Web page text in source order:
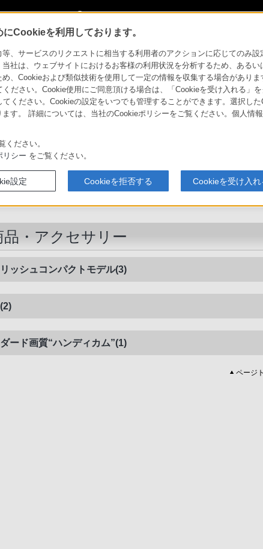
カム DCC-VQ1 対応商品・アクセサリー
ビデオカメラ ハンディカム
カーバッテリーコード
DCC-VQ1
品・アクセサリー
ッシュコンパクトモデル(3)
ード画質“ハンディカム”(1)
ページ
Cookieを利用しております。
、サービスのリクエストに相当する利用者のアクションに応じてのみ
社は、ウェブサイトにおけるお客様の利用状況を分析するため、ある
、Cookieおよび類似技術を使用して一定の情報を収集する場合があり
ださい。Cookie使用にご同意頂ける場合は、「Cookieを受け入れる」
ください。Cookieの設定をいつでも管理することができます。選択し
す。 詳細については、当社のCookieポリシーをご覧ください。個人情
ください。
リシー をご覧ください。
設定 Cookieを拒否する Cookieを受け入れ